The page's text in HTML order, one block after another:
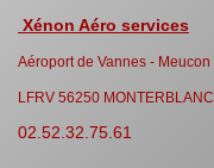
Xénon Aéro services
Aéroport de Vannes - Meucon
LFRV 56250 MONTERBLANC
02.52.32.75.61